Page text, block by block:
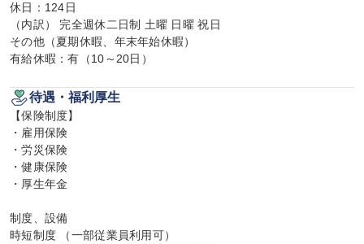
休日：124日
（内訳） 完全週休二日制 土曜 日曜 祝日
その他（夏期休暇、年末年始休暇）
有給休暇：有（10～20日）
待遇・福利厚生
【保険制度】
・雇用保険
・労災保険
・健康保険
・厚生年金
制度、設備
時短制度 （一部従業員利用可）